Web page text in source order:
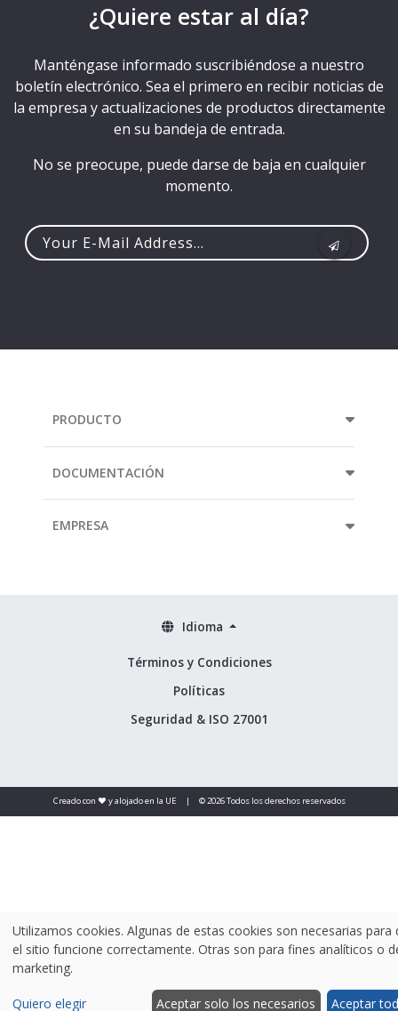
¿Quiere estar al día?
Manténgase informado suscribiéndose a nuestro
boletín electrónico. Sea el primero en recibir noticias de
la empresa y actualizaciones de productos directamente
en su bandeja de entrada.
No se preocupe, puede darse de baja en cualquier
momento.
PRODUCTO
DOCUMENTACIÓN
EMPRESA
Términos y Condiciones
Políticas
Seguridad & ISO 27001
Idioma
Creado con ❤️ y alojado en la UE | © 2026 Todos los derechos reservados
Utilizamos cookies. Algunas de estas cookies son necesarias para
el sitio funcione correctamente. Otras son para fines analíticos o
marketing.
Quiero elegir Aceptar solo los necesarios Aceptar